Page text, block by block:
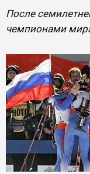
После
чемпионами